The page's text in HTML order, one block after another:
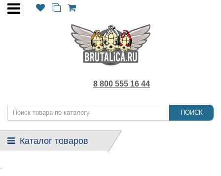
8 800 555 16 44
ПОИСК
Каталог товаров